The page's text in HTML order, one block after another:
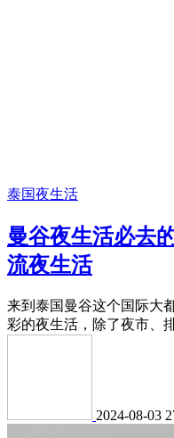
泰国夜生活
曼谷夜生活必去
流夜生活
来到泰国曼谷这个国际大
彩的夜生活，除了夜市、
2024-08-03